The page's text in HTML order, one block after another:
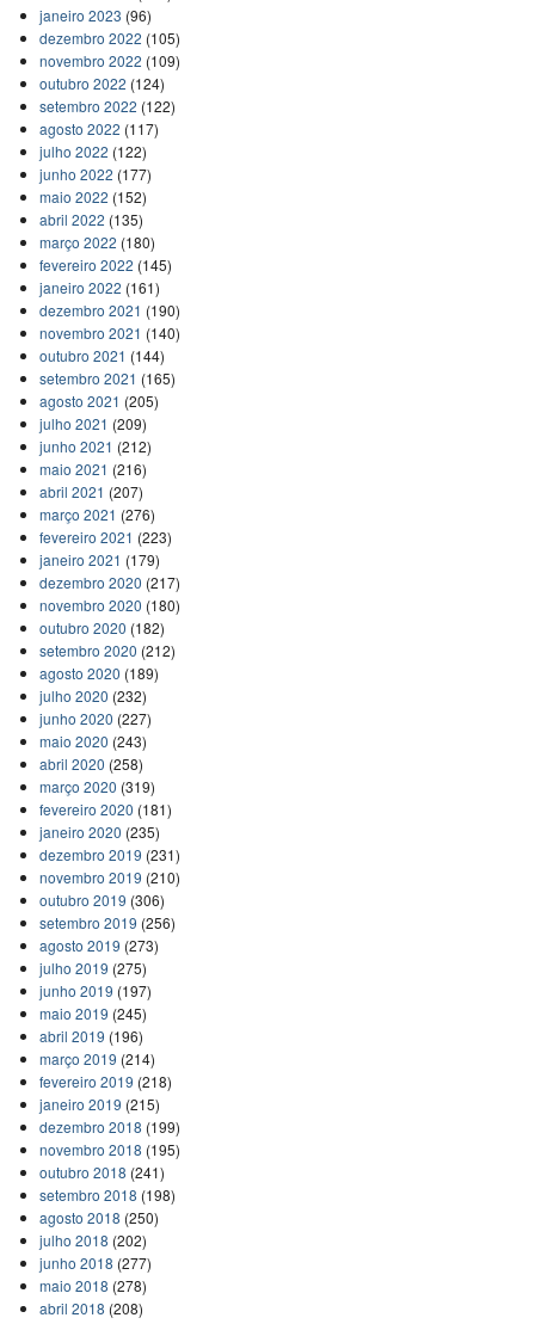
janeiro 2023 (96)
dezembro 2022 (105)
novembro 2022 (109)
outubro 2022 (124)
setembro 2022 (122)
agosto 2022 (117)
julho 2022 (122)
junho 2022 (177)
maio 2022 (152)
abril 2022 (135)
março 2022 (180)
fevereiro 2022 (145)
janeiro 2022 (161)
dezembro 2021 (190)
novembro 2021 (140)
outubro 2021 (144)
setembro 2021 (165)
agosto 2021 (205)
julho 2021 (209)
junho 2021 (212)
maio 2021 (216)
abril 2021 (207)
março 2021 (276)
fevereiro 2021 (223)
janeiro 2021 (179)
dezembro 2020 (217)
novembro 2020 (180)
outubro 2020 (182)
setembro 2020 (212)
agosto 2020 (189)
julho 2020 (232)
junho 2020 (227)
maio 2020 (243)
abril 2020 (258)
março 2020 (319)
fevereiro 2020 (181)
janeiro 2020 (235)
dezembro 2019 (231)
novembro 2019 (210)
outubro 2019 (306)
setembro 2019 (256)
agosto 2019 (273)
julho 2019 (275)
junho 2019 (197)
maio 2019 (245)
abril 2019 (196)
março 2019 (214)
fevereiro 2019 (218)
janeiro 2019 (215)
dezembro 2018 (199)
novembro 2018 (195)
outubro 2018 (241)
setembro 2018 (198)
agosto 2018 (250)
julho 2018 (202)
junho 2018 (277)
maio 2018 (278)
abril 2018 (208)